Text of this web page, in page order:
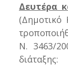
Δευτέρα
(Δημοτικό
Ν. 3463/
διάταξης: